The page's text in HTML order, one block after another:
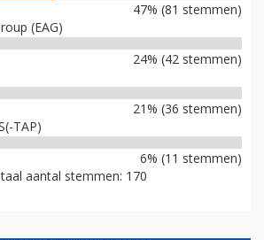
47% (81 stemmen)
(EAG)
24% (42 stemmen)
21% (36 stemmen)
TAP)
6% (11 stemmen)
aantal stemmen: 170